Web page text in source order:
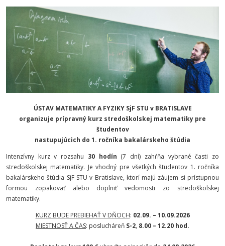
ÚSTAV MATEMATIKY A FYZIKY SjF STU v BRATISLAVE
organizuje prípravný kurz stredoškolskej matematiky pre
študentov
nastupujúcich do 1. ročníka bakalárskeho štúdia
Intenzívny kurz v rozsahu 30 hodín (7 dní) zahŕňa vybrané časti zo
stredoškolskej matematiky. Je vhodný pre všetkých študentov 1. ročníka
bakalárskeho štúdia SjF STU v Bratislave, ktorí majú záujem si prístupnou
formou zopakovať alebo doplniť vedomosti zo stredoškolskej
matematiky.
KURZ BUDE PREBIEHAŤ V DŇOCH: 02.09. – 10.09.2026
MIESTNOSŤ A ČAS: poslucháreň S-2, 8.00 – 12.20 hod.